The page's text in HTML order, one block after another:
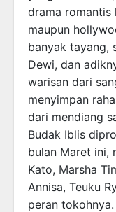
drama romantis
maupun
banyak tayang,
Dewi, dan
warisan dari
menyimpan
dari mendiang
Budak Iblis
bulan Maret ini,
Kato, Marsha
Annisa, Teuku
peran